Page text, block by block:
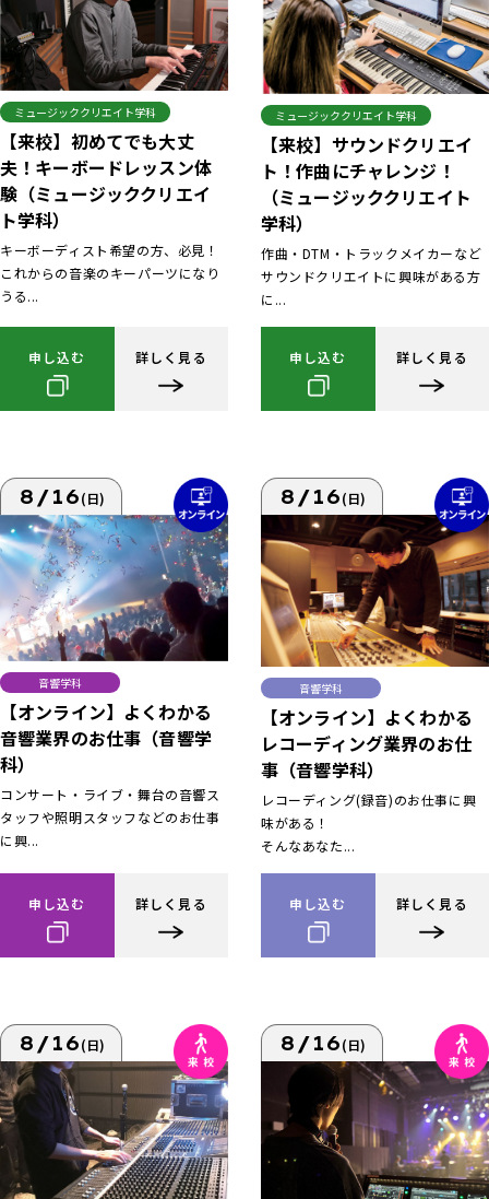
ミュージッククリエイト学科
【来校】初めてでも大丈
夫！キーボードレッスン体
験（ミュージッククリエイ
ト学科）
キーボーディスト希望の方、必見！
これからの音楽のキーパーツになり
うる...
申し込む 詳しく見る
ミュージッククリエイト学科
【来校】サウンドクリエイ
ト！作曲にチャレンジ！
（ミュージッククリエイト
学科）
作曲・DTM・トラックメイカーなど
サウンドクリエイトに興味がある方
に...
申し込む 詳しく見る
8/16(日)
音響学科
【オンライン】よくわかる
音響業界のお仕事（音響学
科）
コンサート・ライブ・舞台の音響ス
タッフや照明スタッフなどのお仕事
に興...
申し込む 詳しく見る
8/16(日)
音響学科
【オンライン】よくわかる
レコーディング業界のお仕
事（音響学科）
レコーディング(録音)のお仕事に興
味がある！
そんなあなた...
申し込む 詳しく見る
8/16(日) 8/16(日)